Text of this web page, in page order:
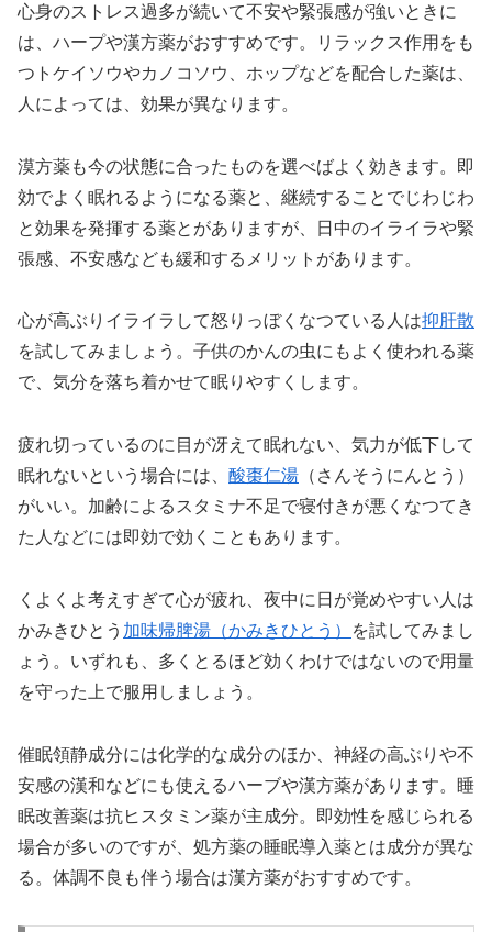
心身のストレス過多が続いて不安や緊張感が強いときに
は、ハープや漢方薬がおすすめです。リラックス作用をも
つトケイソウやカノコソウ、ホップなどを配合した薬は、
人によっては、効果が異なります。
漠方薬も今の状態に合ったものを選べばよく効きます。即
効でよく眠れるようになる薬と、継続することでじわじわ
と効果を発揮する薬とがありますが、日中のイライラや緊
張感、不安感なども緩和するメリットがあります。
心が高ぶりイライラして怒りっぼくなつている人は抑肝散
を試してみましょう。子供のかんの虫にもよく使われる薬
で、気分を落ち着かせて眠りやすくします。
疲れ切っているのに目が冴えて眠れない、気力が低下して
眠れないという場合には、 酸棗仁湯 （さんそうにんとう）
がいい。加齢によるスタミナ不足で寝付きが悪くなつてき
た人などには即効で効くこともあります。
くよくよ考えすぎて心が疲れ、夜中に日が覚めやすい人は
かみきひとう 加味帰脾湯（かみきひとう）
を試してみまし
ょう。いずれも、多くとるほど効くわけではないので用量
を守った上で服用しましょう。
催眠領静成分には化学的な成分のほか、神経の高ぶりや不
安感の漢和などにも使えるハーブや漢方薬があります。睡
眠改善薬は抗ヒスタミン薬が主成分。即効性を感じられる
場合が多いのですが、処方薬の睡眠導入薬とは成分が異な
る。体調不良も伴う場合は漢方薬がおすすめです。